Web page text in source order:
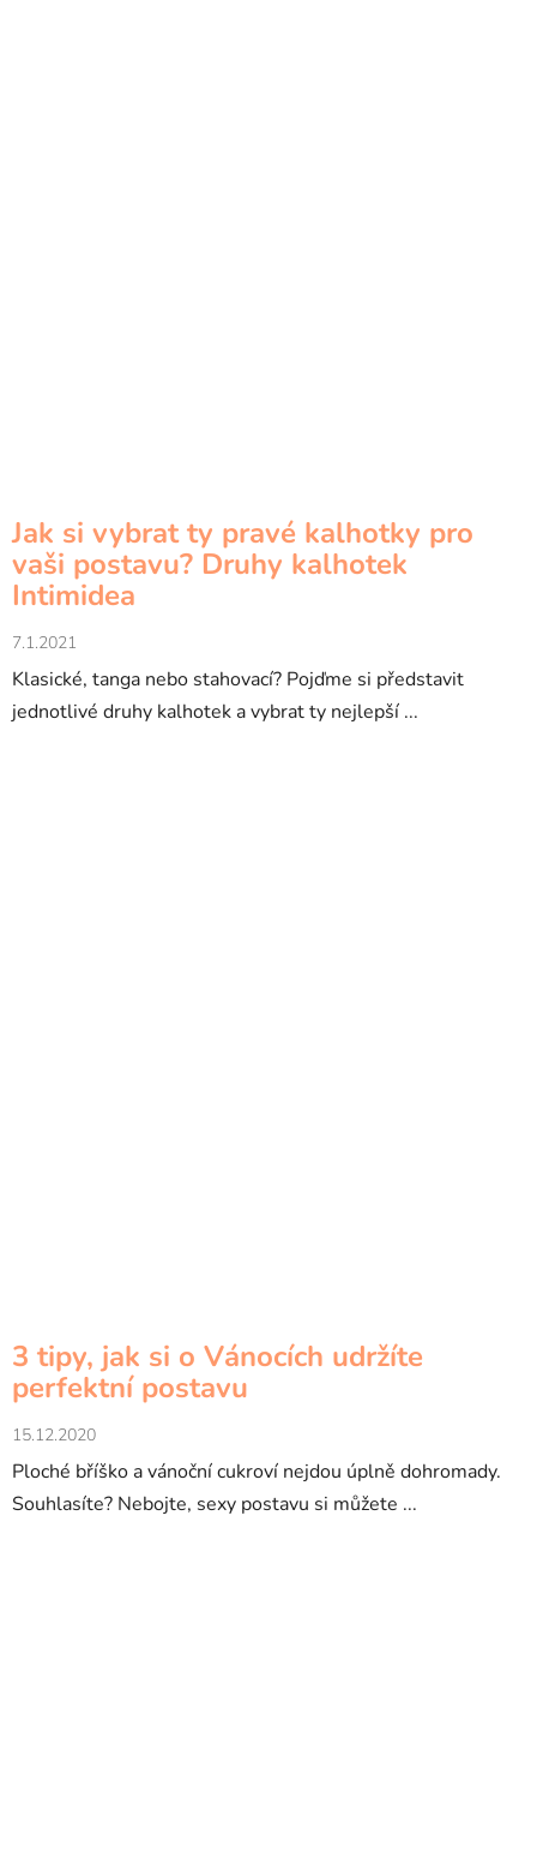
Jak si vybrat ty pravé kalhotky pro
vaši postavu? Druhy kalhotek
Intimidea
7.1.2021
Klasické, tanga nebo stahovací? Pojďme si představit
jednotlivé druhy kalhotek a vybrat ty nejlepší ...
3 tipy, jak si o Vánocích udržíte
perfektní postavu
15.12.2020
Ploché bříško a vánoční cukroví nejdou úplně dohromady.
Souhlasíte? Nebojte, sexy postavu si můžete ...